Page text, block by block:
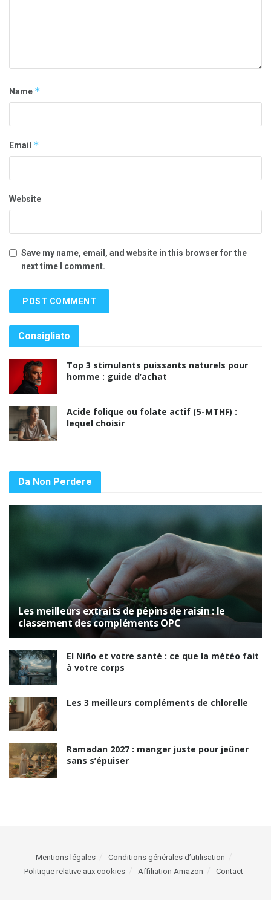
Name *
Email *
Website
Save my name, email, and website in this browser for the
next time I comment.
Consigliato
Top 3 stimulants puissants naturels pour
homme : guide d’achat
Acide folique ou folate actif (5-MTHF) :
lequel choisir
Da Non Perdere
Les meilleurs extraits de pépins de raisin : le
classement des compléments OPC
El Niño et votre santé : ce que la météo fait
à votre corps
Les 3 meilleurs compléments de chlorelle
Ramadan 2027 : manger juste pour jeûner
sans s’épuiser
Mentions légales
Conditions générales d’utilisation
Politique relative aux cookies
Affiliation Amazon Contact